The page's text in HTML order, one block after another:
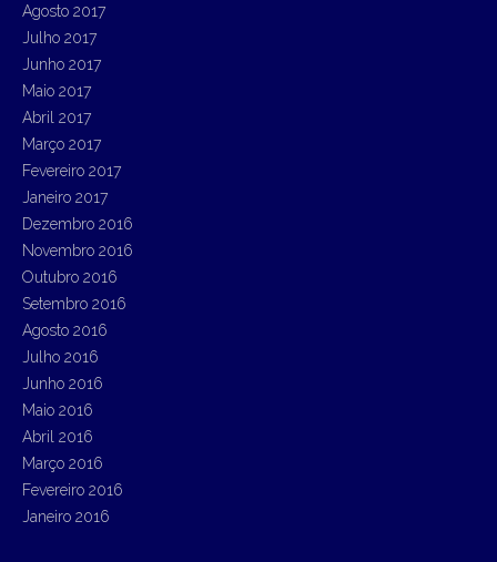
Agosto 2017
Julho 2017
Junho 2017
Maio 2017
Abril 2017
Março 2017
Fevereiro 2017
Janeiro 2017
Dezembro 2016
Novembro 2016
Outubro 2016
Setembro 2016
Agosto 2016
Julho 2016
Junho 2016
Maio 2016
Abril 2016
Março 2016
Fevereiro 2016
Janeiro 2016